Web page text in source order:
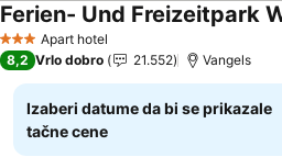
3 ZvezdiceApart hotel
Pogledaj cene
8,2 Vrlo dobro 21.552 Vangels
Izaberi datume da bi se prikazale
tačne cene